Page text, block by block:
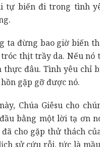
tự biến đi trong tình
ta đừng bao giờ biến
thịt trầy da. Nếu
thực đâu. Tình yêu chỉ
gặp gỡ được nó.
Chúa Giêsu cho
bằng một lời tạ ơn
cho gặp thử thách
sử cứu rỗi, tức là